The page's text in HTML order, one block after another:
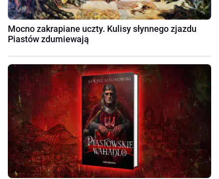
Mocno zakrapiane uczty. Kulisy słynnego zjazdu
Piastów zdumiewają